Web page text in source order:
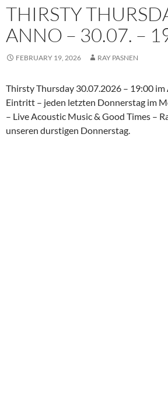
THIRSTY
ANNO – 30.07. –
FEBRUARY 19, 2026 RAY PASNEN
Thirsty Thursday 30.07.2026 – 19:00 im
Eintritt – jeden letzten Donnerstag im
– Live Acoustic Music & Good Times –
unseren durstigen Donnerstag.